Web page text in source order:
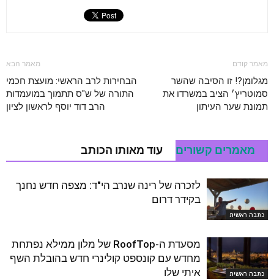
מאמר קודם
מגלומן?! זו הסיבה שהשר
סמוטריץ׳ הציב במשרדו את
תמונת שער העיתון
מאמר הבא
הבחירות לרב הראשי: מועצת חכמי
התורה של ש"ס תתמוך במועמדות
הרב דוד יוסף לראשון לציון
מאמרים קשורים עוד מאותו הכותב
כתבה ראשית
לזכרה של רינה שנרב הי"ד: מצפה חדש נחנך
בקידר דרום
כתבה ראשית
מסעדת ה-RoofTop של מלון ממילא נפתחת
מחדש עם קונספט קולינרי חדש בהובלת השף
איתי שלו